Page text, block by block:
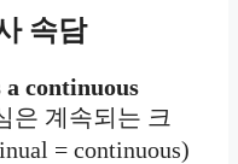
속담
a continuous
은 계속되는 크
= continuous)